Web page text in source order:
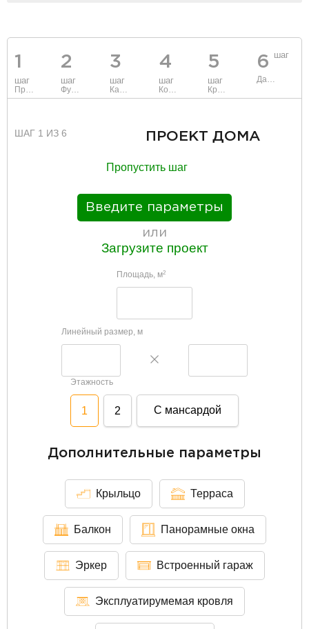
1
шаг
Проект
2
шаг
Фундамент
3
шаг
Каркас и стены
4
шаг
Коммуникации
5
шаг
Крыша
6 шаг
Данные
ШАГ 1 ИЗ 6 ПРОЕКТ ДОМА
Пропустить шаг
Введите параметры
или
Загрузите проект
Площадь, м2
Линейный размер, м
Этажность
1 2 С мансардой
Дополнительные параметры
Крыльцо Терраса
Балкон Панорамные окна
Эркер Встроенный гараж
Эксплуатирумемая кровля